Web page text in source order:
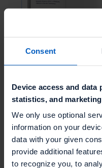
Consent
Device access and data
statistics, and marketing
We only use optional
information on your
data with your given
provide additional
to recognize you, to
en savoir
L'impact de la